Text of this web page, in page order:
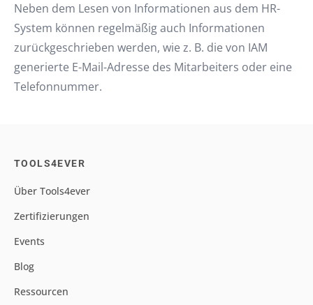
Neben dem Lesen von Informationen aus dem HR-
System können regelmäßig auch Informationen
zurückgeschrieben werden, wie z. B. die von IAM
generierte E-Mail-Adresse des Mitarbeiters oder eine
Telefonnummer.
TOOLS4EVER
Über Tools4ever
Zertifizierungen
Events
Blog
Ressourcen